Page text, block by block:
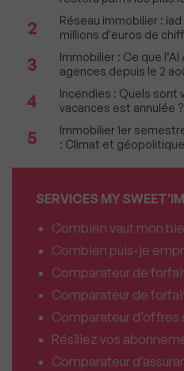
2
Réseau immobilier :
millions d'euros de
3
Immobilier : Ce que
agences depuis le 2
4
Incendies : Quels
vacances est annulée ?
5
Immobilier 1er
: Climat et
SERVICES MY
Combien vaut mon
Combien puis-je
Comparateur de
Comparateur de
Comparateur
Résiliez vos
Comparateur